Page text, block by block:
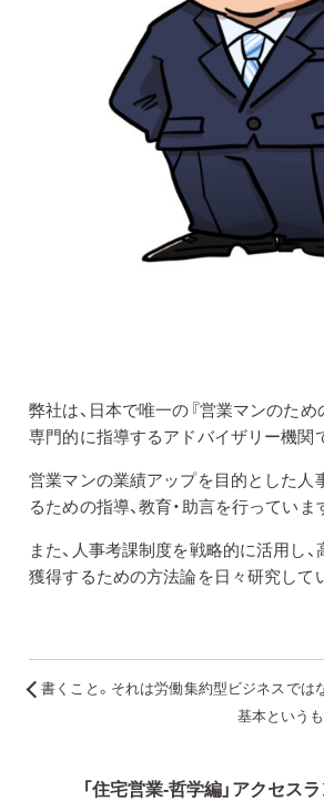
弊社は、日本で唯一の『営業マンのため
専門的に指導するアドバイザリー機関
営業マンの業績アップを目的とした人
るための指導、教育・助言を行っていま
また、人事考課制度を戦略的に活用し
獲得するための方法論を日々研究して
書くこと。それは労働集約型ビジネスでは
基本という
「住宅営業-哲学編」アクセス